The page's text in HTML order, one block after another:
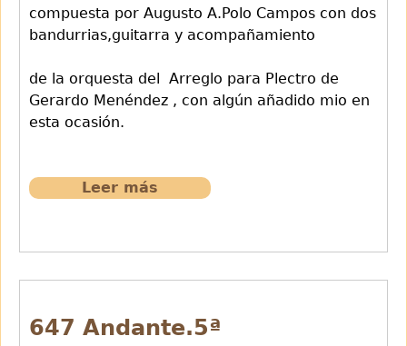
compuesta por Augusto A.Polo Campos con dos
bandurrias,guitarra y acompañamiento
de la orquesta del Arreglo para Plectro de
Gerardo Menéndez , con algún añadido mio en
esta ocasión.
Leer más
de
647 Andante.5ª